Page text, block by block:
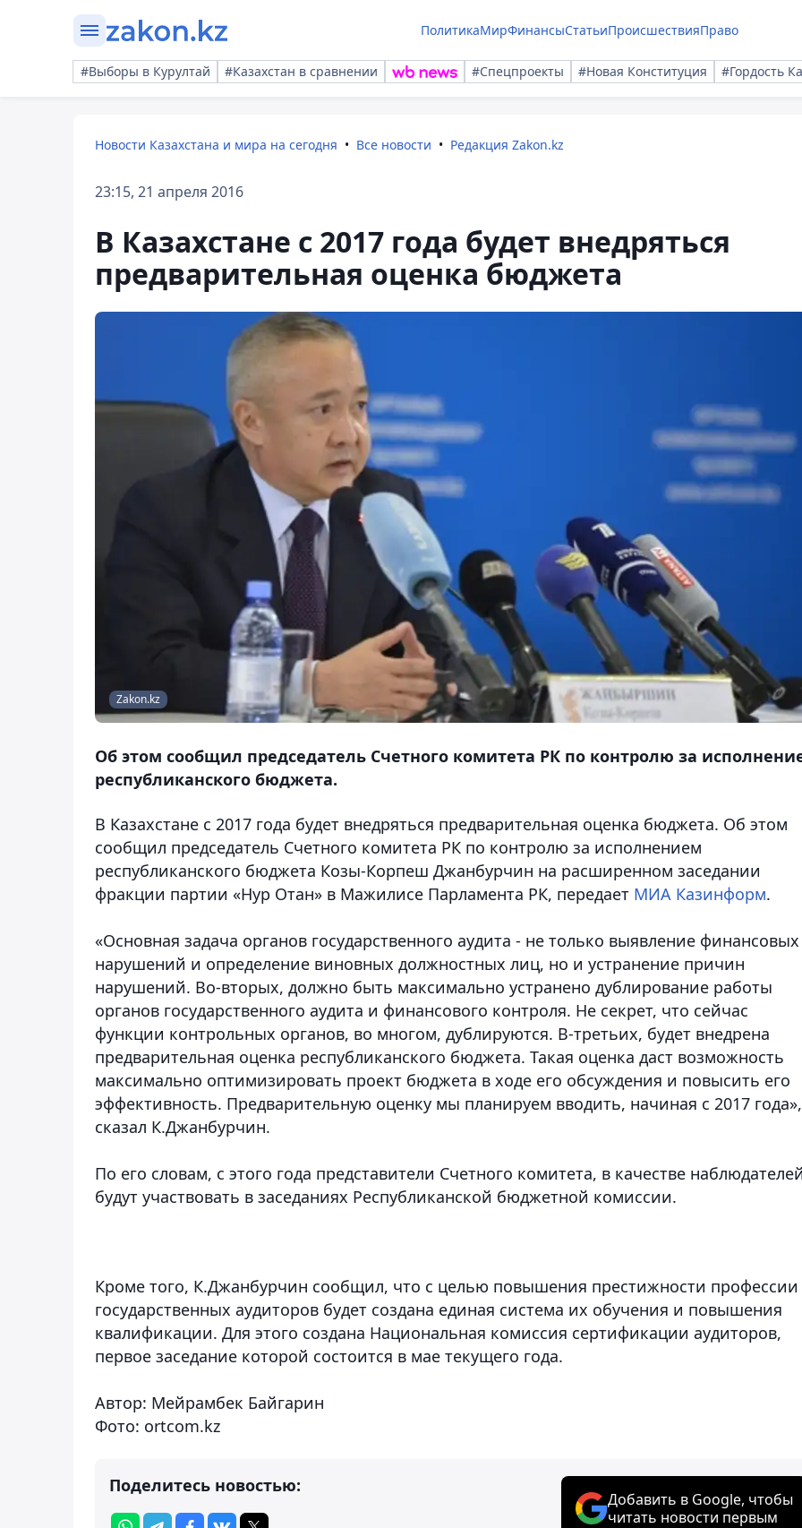
ПолитикаМирФинансыСтатьиПроисшествияПраво
#Выборы в Курултай #Казахстан в сравнении #Спецпроекты #Новая Конституция #Гордость
Новости Казахстана и мира на сегодня Все новости Редакция Zakon.kz
23:15, 21 апреля 2016
В Казахстане с 2017 года будет внедряться
предварительная оценка бюджета
Zakon.kz
Об этом сообщил председатель Счетного комитета РК по контролю за
республиканского бюджета.
В Казахстане с 2017 года будет внедряться предварительная оценка бюджета. Об этом
сообщил председатель Счетного комитета РК по контролю за исполнением
республиканского бюджета Козы-Корпеш Джанбурчин на расширенном заседании
фракции партии «Нур Отан» в Мажилисе Парламента РК, передает МИА Казинформ.
«Основная задача органов государственного аудита - не только выявление финансовых
нарушений и определение виновных должностных лиц, но и устранение причин
нарушений. Во-вторых, должно быть максимально устранено дублирование работы
органов государственного аудита и финансового контроля. Не секрет, что сейчас
функции контрольных органов, во многом, дублируются. В-третьих, будет внедрена
предварительная оценка республиканского бюджета. Такая оценка даст возможность
максимально оптимизировать проект бюджета в ходе его обсуждения и повысить его
эффективность. Предварительную оценку мы планируем вводить, начиная с 2017
сказал К.Джанбурчин.
По его словам, с этого года представители Счетного комитета, в качестве
будут участвовать в заседаниях Республиканской бюджетной комиссии.
Кроме того, К.Джанбурчин сообщил, что с целью повышения престижности профессии
государственных аудиторов будет создана единая система их обучения и повышения
квалификации. Для этого создана Национальная комиссия сертификации аудиторов,
первое заседание которой состоится в мае текущего года.
Автор: Мейрамбек Байгарин
Фото: ortcom.kz
Поделитесь новостью:
Добавить в Google, чтобы
читать новости первым